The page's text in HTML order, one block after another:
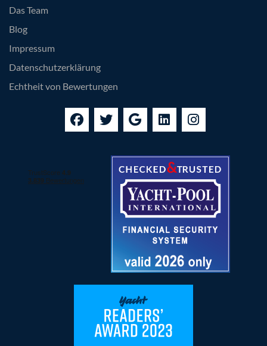
Das Team
Blog
Impressum
Datenschutzerklärung
Echtheit von Bewertungen